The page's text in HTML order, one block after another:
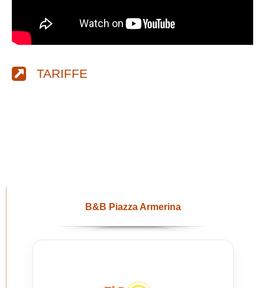
TARIFFE
B&B Piazza Armerina